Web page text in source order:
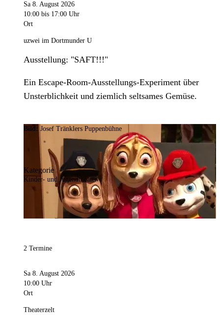
Sa 8. August 2026
10:00 bis 17:00 Uhr
Ort
uzwei im Dortmunder U
Ausstellung: "SAFT!!!"
Ein Escape-Room-Ausstellungs-Experiment über
Unsterblichkeit und ziemlich seltsames Gemüse.
Bild:Josef Tränklers Puppenbühne
Kategorie
Kinder- und Jugendtheater
2 Termine
Sa 8. August 2026
10:00 Uhr
Ort
Theaterzelt